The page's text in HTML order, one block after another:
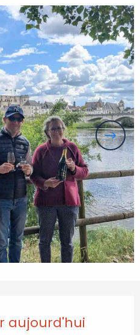
aujourd'hui